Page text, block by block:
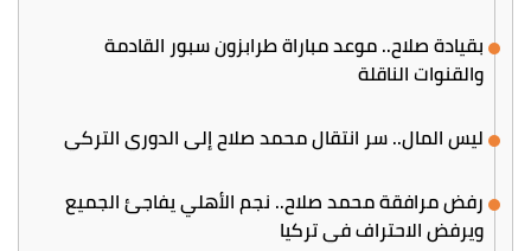
بقيادة صلاح.. موعد مباراة طرابزون سبور القادمة
والقنوات الناقلة
ليس المال.. سر انتقال محمد صلاح إلى الدوري التركي
رفض مرافقة محمد صلاح.. نجم الأهلي يفاجئ الجميع
ويرفض الاحتراف في تركيا